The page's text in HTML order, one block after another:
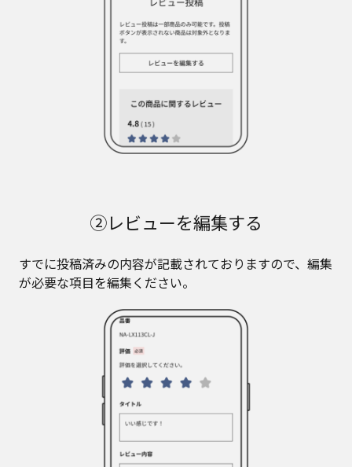
②レビューを編集する
すでに投稿済みの内容が記載されておりますので、編集
が必要な項目を編集ください。